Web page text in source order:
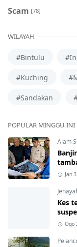
Scam [78]
WILAYAH
#Bintulu
#Kuching
#Sandakan
POPULAR MINGGU INI
Alam
Jan
Kes
Ogo